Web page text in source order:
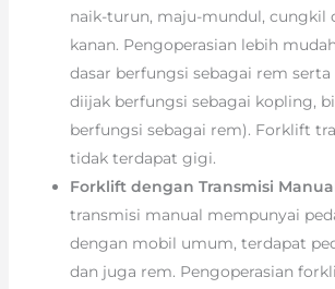
naik-turun, maju-mundul, cungkil
kanan. Pengoperasian lebih
dasar berfungsi sebagai rem
diijak berfungsi sebagai kopling,
berfungsi sebagai rem). Forklift
tidak terdapat gigi.
Forklift dengan Transmisi
transmisi manual mempunyai
dengan mobil umum, terdapat
dan juga rem. Pengoperasian